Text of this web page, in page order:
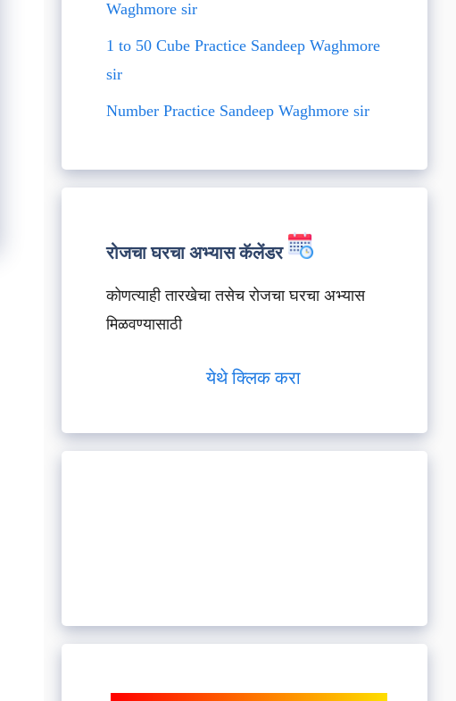
Waghmore sir
1 to 50 Cube Practice Sandeep Waghmore
sir
Number Practice Sandeep Waghmore sir
रोजचा घरचा अभ्यास कॅलेंडर
कोणत्याही तारखेचा तसेच रोजचा घरचा अभ्यास
मिळवण्यासाठी
येथे क्लिक करा